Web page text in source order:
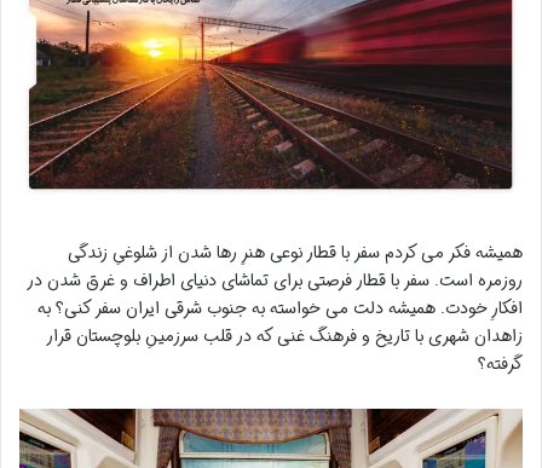
همیشه فکر می کردم سفر با قطار نوعی هنرِ رها شدن از شلوغیِ زندگی
روزمره است. سفر با قطار فرصتی برای تماشای دنیای اطراف و غرق شدن در
افکارِ خودت. همیشه دلت می خواسته به جنوب شرقی ایران سفر کنی؟ به
زاهدان شهری با تاریخ و فرهنگ غنی که در قلب سرزمینِ بلوچستان قرار
گرفته؟